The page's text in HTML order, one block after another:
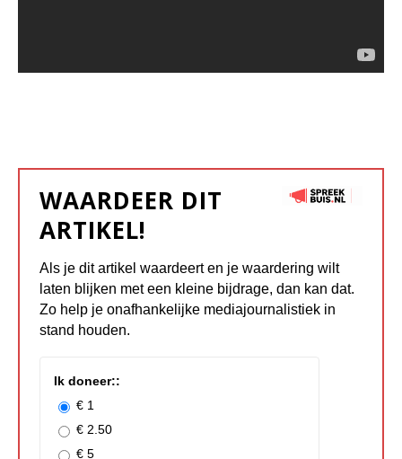
WAARDEER DIT
ARTIKEL!
Als je dit artikel waardeert en je waardering wilt
laten blijken met een kleine bijdrage, dan kan dat.
Zo help je onafhankelijke mediajournalistiek in
stand houden.
Ik doneer::
€ 1
€ 2.50
€ 5